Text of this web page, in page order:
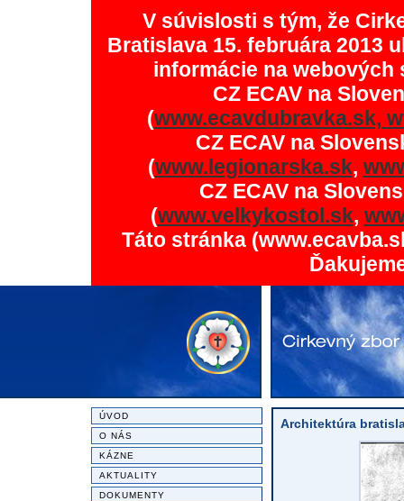
V súvislosti s tým, že
Bratislava 15. februára 2013
informácie na
CZ ECAV na
(www.ecavdubravka.sk,
CZ ECAV na
(www.legionarska.sk,
CZ ECAV na
(www.velkykostol.sk,
Táto stránka
ÚVOD
O NÁS
KÁZNE
AKTUALITY
DOKUMENTY
Architektúra